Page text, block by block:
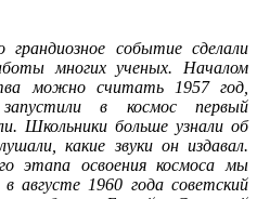
событие сделали
многих ученых. Началом
можно считать 1957 год,
в космос первый
Школьники больше узнали об
какие звуки он издавал.
этапа освоения космоса мы
августе 1960 года советский